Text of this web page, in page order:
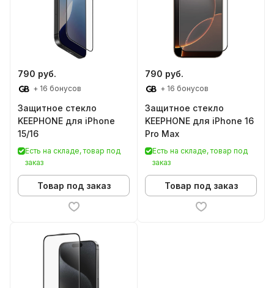
790 руб.
+ 16 бонусов
Защитное стекло
KEEPHONE для iPhone
15/16
Есть на складе, товар под
заказ
Товар под заказ
790 руб.
+ 16 бонусов
Защитное стекло
KEEPHONE для iPhone 16
Pro Max
Есть на складе, товар под
заказ
Товар под заказ